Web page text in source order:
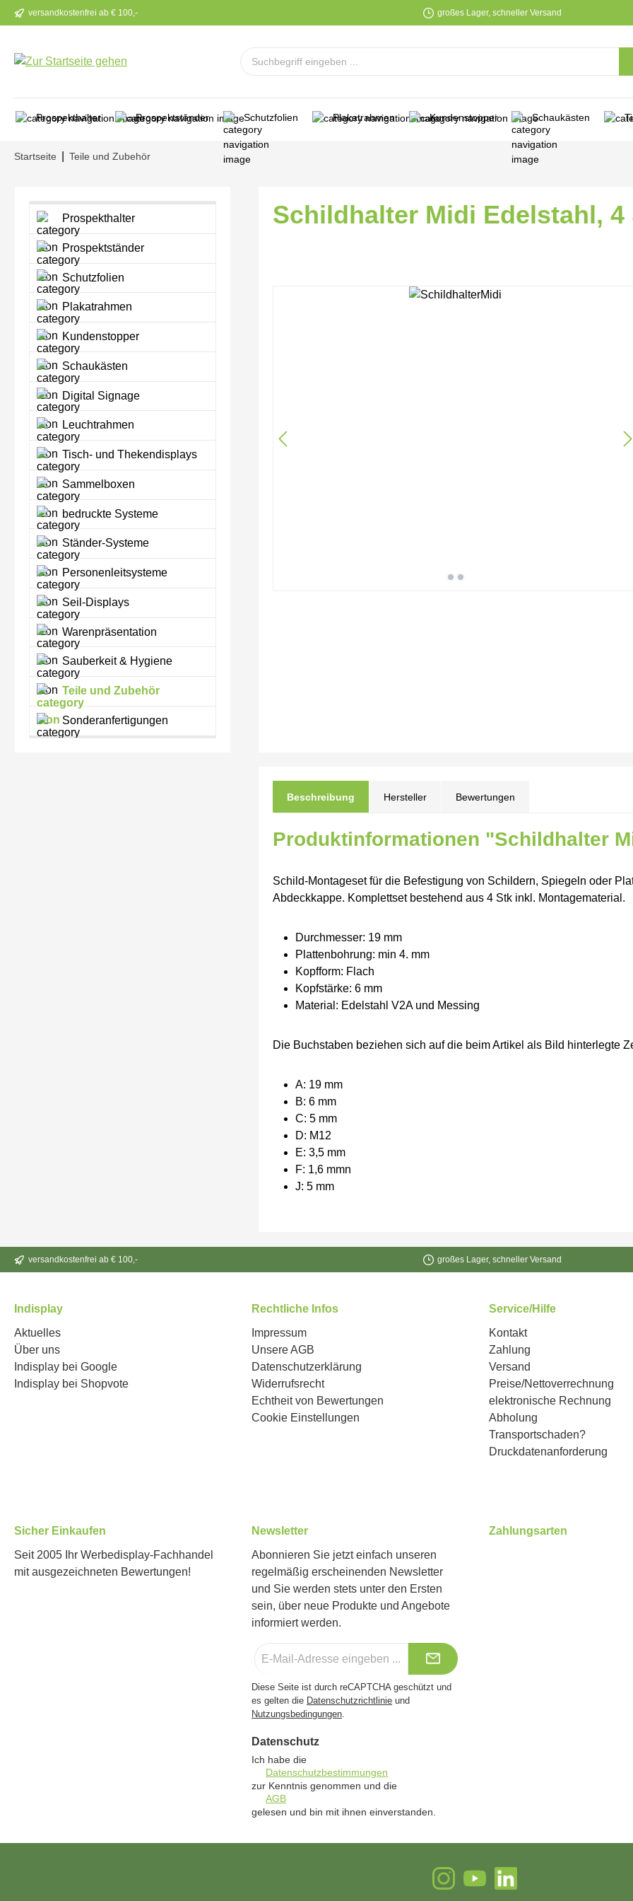
Hauptinhalt springen
Zur Suche springen
Zur Hauptnavigation springen
versandkostenfrei ab € 100,- großes Lager, schneller Versand
Prospekthalter Prospektständer Schutzfolien Plakatrahmen Kundenstopper Schaukästen
Startseite Teile und Zubehör
Prospekthalter
Prospektständer
Schutzfolien
Plakatrahmen
Kundenstopper
Schaukästen
Digital Signage
Leuchtrahmen
Tisch- und Thekendisplays
Sammelboxen
bedruckte Systeme
Ständer-Systeme
Personenleitsysteme
Seil-Displays
Warenpräsentation
Sauberkeit & Hygiene
Teile und Zubehör
Sonderanfertigungen
Schildhalter Midi Edelstahl, 4
Beschreibung Hersteller Bewertungen
Produktinformationen "Schildhalter
Schild-Montageset für die Befestigung von Schildern, Spiegeln oder
Abdeckkappe. Komplettset bestehend aus 4 Stk inkl. Montagematerial.
Durchmesser: 19 mm
Plattenbohrung: min 4. mm
Kopfform: Flach
Kopfstärke: 6 mm
Material: Edelstahl V2A und Messing
Die Buchstaben beziehen sich auf die beim Artikel als Bild hinterlegte
A: 19 mm
B: 6 mm
C: 5 mm
D: M12
E: 3,5 mm
F: 1,6 mmn
J: 5 mm
versandkostenfrei ab € 100,- großes Lager, schneller Versand
Indisplay
Aktuelles
Über uns
Indisplay bei Google
Indisplay bei Shopvote
Rechtliche Infos
Impressum
Unsere AGB
Datenschutzerklärung
Widerrufsrecht
Echtheit von Bewertungen
Cookie Einstellungen
Service/Hilfe
Kontakt
Zahlung
Versand
Preise/Nettoverrechnung
elektronische Rechnung
Abholung
Transportschaden?
Druckdatenanforderung
Sicher Einkaufen
Seit 2005 Ihr Werbedisplay-Fachhandel
mit ausgezeichneten Bewertungen!
Newsletter
Abonnieren Sie jetzt einfach unseren
regelmäßig erscheinenden Newsletter
und Sie werden stets unter den Ersten
sein, über neue Produkte und Angebote
informiert werden.
Mail-
*
Diese Seite ist durch reCAPTCHA geschützt und
es gelten die Datenschutzrichtlinie und
Nutzungsbedingungen.
Datenschutz
Ich habe die
Datenschutzbestimmungen
zur Kenntnis genommen und die
AGB
gelesen und bin mit ihnen einverstanden.
Zahlungsarten
InstagramYouTubeLinkedIn